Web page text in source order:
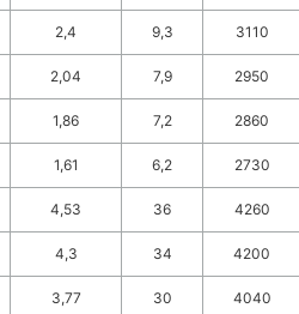
2,4 9,3 3110
2,04 7,9 2950
1,86 7,2 2860
1,61 6,2 2730
4,53 36 4260
4,3 34 4200
3,77 30 4040